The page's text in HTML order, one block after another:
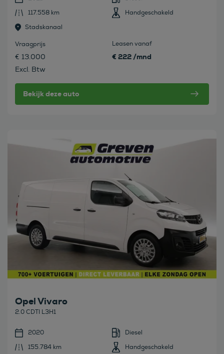
117.558 km
Handgeschakeld
Stadskanaal
Vraagprijs
€ 13.000
Excl. Btw
Leasen vanaf
€ 222 /mnd
Bekijk deze auto
Opel Vivaro
2.0 CDTI L3H1
2020
Diesel
155.784 km
Handgeschakeld